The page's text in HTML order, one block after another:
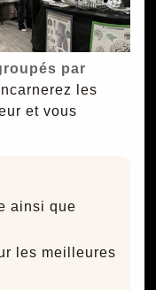
par
les
et vous
ainsi que
les meilleures